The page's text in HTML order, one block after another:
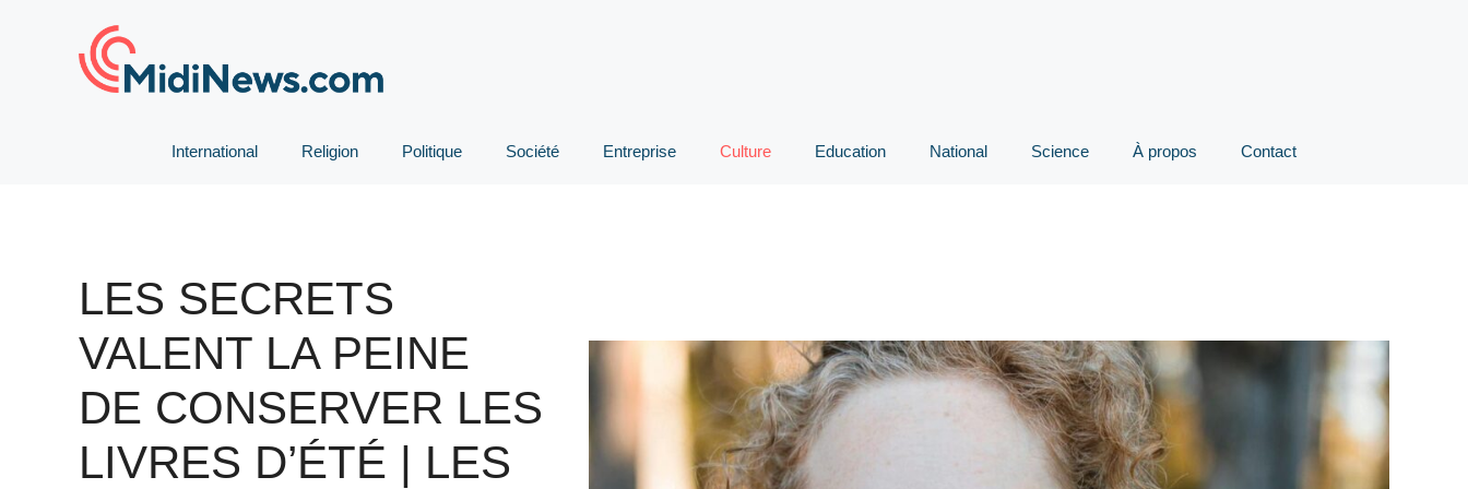
International Religion Politique Société Entreprise Culture Education National Science À propos Contact
LES SECRETS
VALENT LA PEINE
DE CONSERVER LES
LIVRES D’ÉTÉ | LES